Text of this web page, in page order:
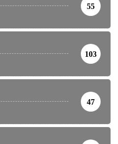
55
103
47